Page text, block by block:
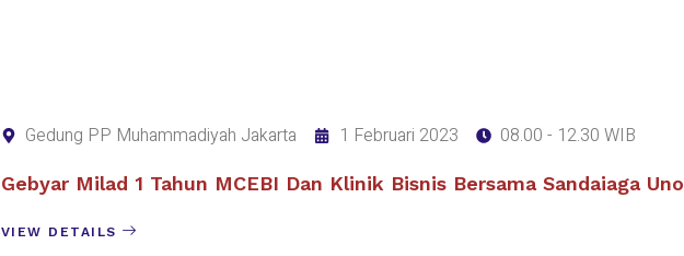
Gedung PP Muhammadiyah Jakarta 1 Februari 2023 08.00 - 12.30 WIB
Gebyar Milad 1 Tahun MCEBI Dan Klinik Bisnis Bersama Sandaiaga Uno
VIEW DETAILS